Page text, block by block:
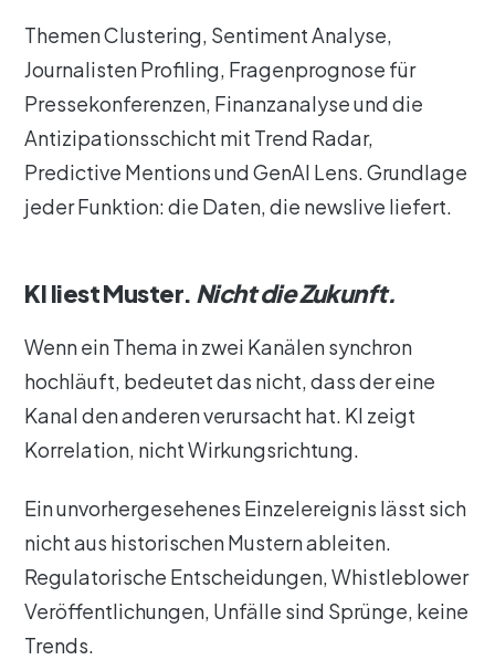
Themen Clustering, Sentiment Analyse,
Journalisten Profiling, Fragenprognose für
Pressekonferenzen, Finanzanalyse und die
Antizipationsschicht mit Trend Radar,
Predictive Mentions und GenAI Lens. Grundlage
jeder Funktion: die Daten, die newslive liefert.
KI liest Muster. Nicht die Zukunft.
Wenn ein Thema in zwei Kanälen synchron
hochläuft, bedeutet das nicht, dass der eine
Kanal den anderen verursacht hat. KI zeigt
Korrelation, nicht Wirkungsrichtung.
Ein unvorhergesehenes Einzelereignis lässt sich
nicht aus historischen Mustern ableiten.
Regulatorische Entscheidungen, Whistleblower
Veröffentlichungen, Unfälle sind Sprünge, keine
Trends.